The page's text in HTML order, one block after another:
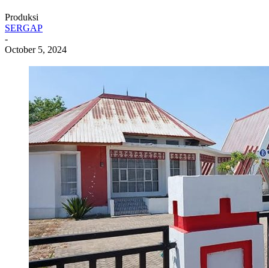
Produksi
SERGAP
-
October 5, 2024